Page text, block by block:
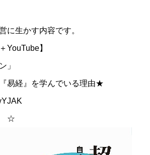
に生かす内容です。
YouTube】
」
易経』を学んでいる理由★